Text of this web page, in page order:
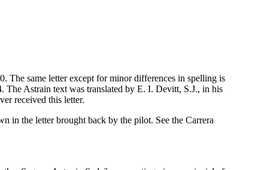
The same letter except for minor differences in spelling is
The Astrain text was translated by E. I. Devitt, S.J., in his
received this letter.
in the letter brought back by the pilot. See the Carrera